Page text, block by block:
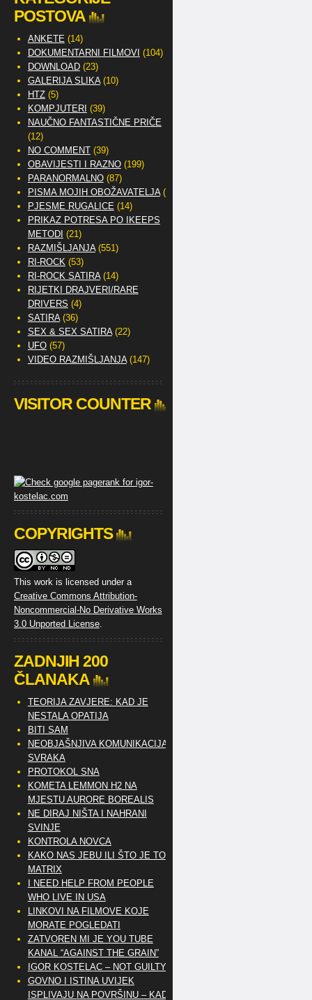
POSTOVA
ANKETE (14)
DOKUMENTARNI FILMOVI (104)
DOWNLOAD(23)
GALERIJA SLIKA(10)
HTZ(5)
KOMPJUTERI (39)
NAUČNO FANTASTIČNE PRIČE
(12)
NO COMMENT(39)
OBAVIJESTI I RAZNO(199)
PARANORMALNO(87)
PISMA MOJIH OBOŽAVATELJA(2)
PJESME RUGALICE (14)
PRIKAZ POTRESA PO IKEEPS
METODI (21)
RAZMIŠLJANJA(551)
RI-ROCK(53)
RI-ROCK SATIRA(14)
RIJETKI DRAJVERI/RARE
DRIVERS (4)
SATIRA(36)
SEX & SEX SATIRA(22)
UFO(57)
VIDEO RAZMIŠLJANJA(147)
VISITOR COUNTER
COPYRIGHTS
This work is licensed under a
Creative Commons Attribution-
Noncommercial-No Derivative Works
3.0 Unported License.
ZADNJIH 200
ČLANAKA
TEORIJA ZAVJERE: KAD JE
NESTALA OPATIJA
BITI SAM
NEOBJAŠNJIVA KOMUNIKACIJA
SVRAKA
PROTOKOL SNA
KOMETA LEMMON H2 NA
MJESTU AURORE BOREALIS
NE DIRAJ NIŠTA I NAHRANI
SVINJE
KONTROLA NOVCA
KAKO NAS JEBU ILI ŠTO JE TO
MATRIX
I NEED HELP FROM PEOPLE
WHO LIVE IN USA
LINKOVI NA FILMOVE KOJE
MORATE POGLEDATI
ZATVOREN MI JE YOU TUBE
KANAL “AGAINST THE GRAIN”
IGOR KOSTELAC – NOT GUILTY
GOVNO I ISTINA UVIJEK
ISPLIVAJU NA POVRŠINU – KAD